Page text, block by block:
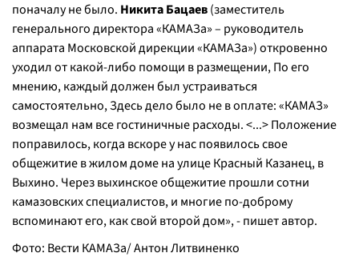
поначалу не было. Никита Бацаев(заместитель
генерального директора «КАМАЗа» – руководитель
аппарата Московской дирекции «КАМАЗа») откровенно
уходил от какой-либо помощи в размещении, По его
мнению, каждый должен был устраиваться
самостоятельно, Здесь дело было не в оплате: «КАМАЗ»
возмещал нам все гостиничные расходы. <...> Положение
поправилось, когда вскоре у нас появилось свое
общежитие в жилом доме на улице Красный Казанец, в
Выхино. Через выхинское общежитие прошли сотни
камазовских специалистов, и многие по-доброму
вспоминают его, как свой второй дом», - пишет автор.
Фото: Вести КАМАЗа/ Антон Литвиненко